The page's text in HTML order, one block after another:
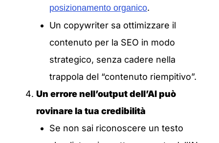
posizionamento organico.
Un copywriter sa ottimizzare il
contenuto per la SEO in modo
strategico, senza cadere nella
trappola del “contenuto riempitivo”.
Un errore nell’output dell’AI può
rovinare la tua credibilità
Se non sai riconoscere un testo